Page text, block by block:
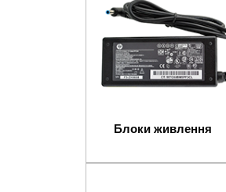
Блоки живлення